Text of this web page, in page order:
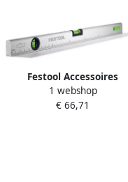
Festool Accessoires
Waterpas LEYSYS-FT1 | 35
cm 577220
1 webshop
€ 66,71